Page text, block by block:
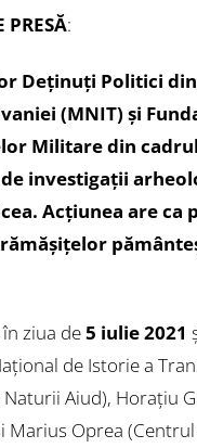
PRESĂ:
Deținuți Politici
(MNIT) și
Militare din
investigații
Acţiunea are
ziua de5 iulie 2021
de Istorie a
Aiud), Horațiu
Marius Oprea